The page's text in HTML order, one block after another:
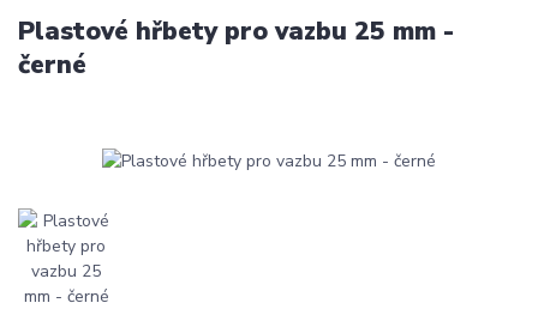
Plastové hřbety pro vazbu 25 mm -
černé